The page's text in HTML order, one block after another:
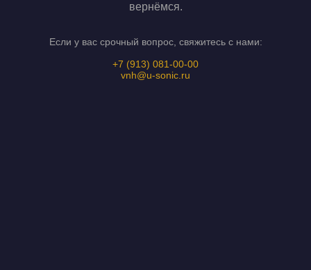
вернёмся.
Если у вас срочный вопрос, свяжитесь с нами:
+7 (913) 081-00-00
vnh@u-sonic.ru